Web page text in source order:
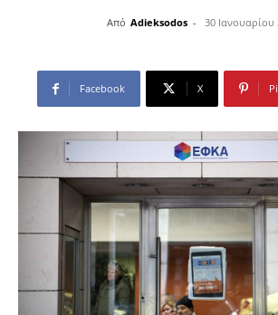
Από Adieksodos - 30 Ιανουαρίου
Facebook X